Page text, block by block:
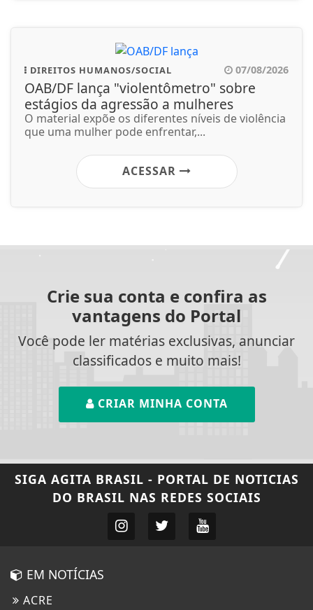
DIREITOS HUMANOS/SOCIAL 07/08/2026
OAB/DF lança "violentômetro" sobre
estágios da agressão a mulheres
O material expõe os diferentes níveis de violência
que uma mulher pode enfrentar,...
ACESSAR
Crie sua conta e confira as
vantagens do Portal
Você pode ler matérias exclusivas, anunciar
classificados e muito mais!
CRIAR MINHA CONTA
SIGA AGITA BRASIL - PORTAL DE NOTICIAS
DO BRASIL NAS REDES SOCIAIS
EM NOTÍCIAS
ACRE